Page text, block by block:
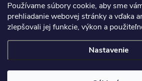
Používame súbory cookie, aby sme
prehliadanie webovej stránky a vďaka
zlepšovali jej funkcie, výkon a
Nastavenie
DOPRAVA
nad 50 € získate dopravu
objednávkach do 20 kg.